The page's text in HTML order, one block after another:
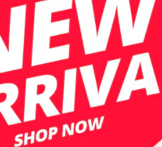
Black Blue Green
Login